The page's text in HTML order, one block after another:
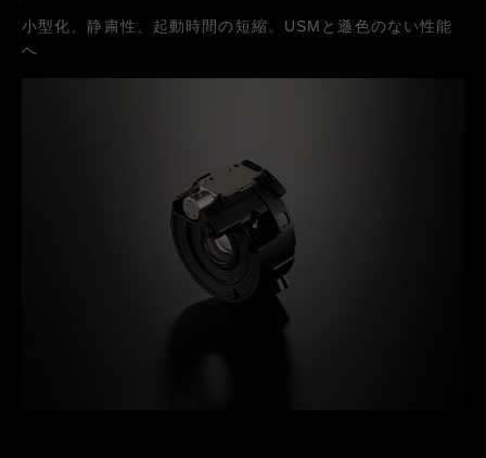
小型化、静粛性、起動時間の短縮。USMと遜色のない性能
へ